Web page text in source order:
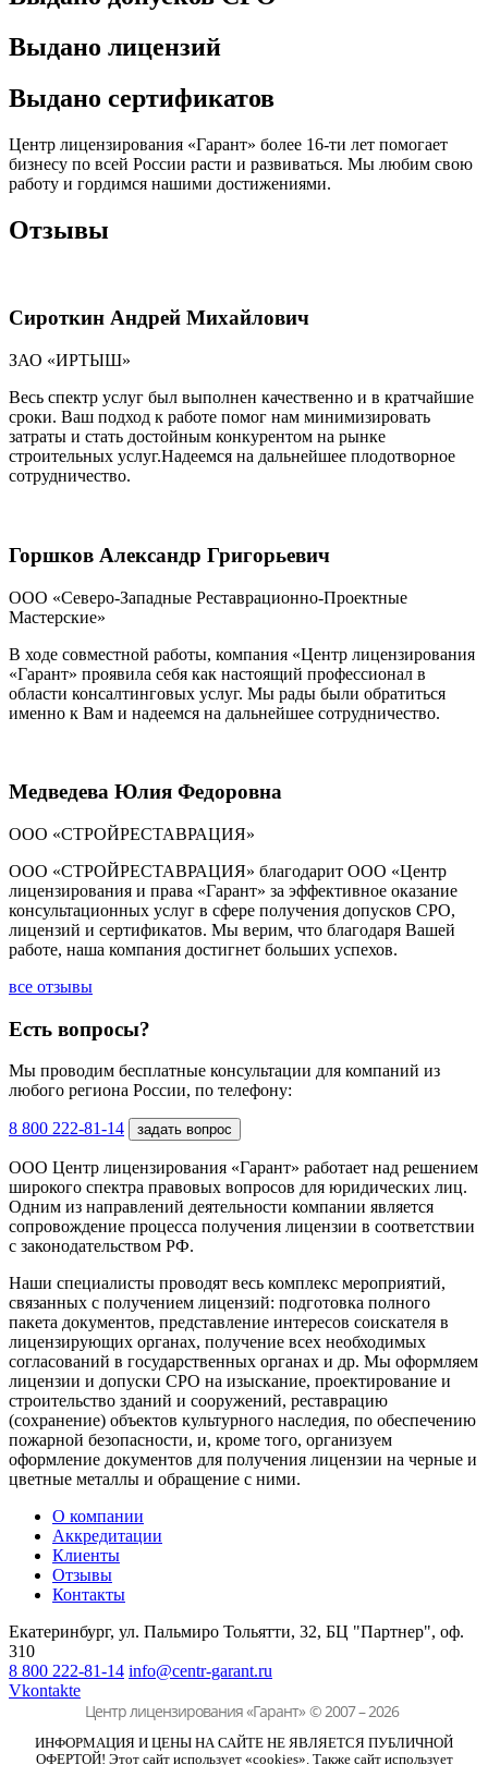
Выдано лицензий
Выдано сертификатов
Центр лицензирования «Гарант» более 16-ти лет помогает
бизнесу по всей России расти и развиваться. Мы любим свою
работу и гордимся нашими достижениями.
Отзывы
Сироткин Андрей Михайлович
ЗАО «ИРТЫШ»
Весь спектр услуг был выполнен качественно и в кратчайшие
сроки. Ваш подход к работе помог нам минимизировать
затраты и стать достойным конкурентом на рынке
строительных услуг.Надеемся на дальнейшее плодотворное
сотрудничество.
Горшков Александр Григорьевич
ООО «Северо-Западные Реставрационно-Проектные
Мастерские»
В ходе совместной работы, компания «Центр лицензирования
«Гарант» проявила себя как настоящий профессионал в
области консалтинговых услуг. Мы рады были обратиться
именно к Вам и надеемся на дальнейшее сотрудничество.
Медведева Юлия Федоровна
ООО «СТРОЙРЕСТАВРАЦИЯ»
ООО «СТРОЙРЕСТАВРАЦИЯ» благодарит ООО «Центр
лицензирования и права «Гарант» за эффективное оказание
консультационных услуг в сфере получения допусков СРО,
лицензий и сертификатов. Мы верим, что благодаря Вашей
работе, наша компания достигнет больших успехов.
все отзывы
Есть вопросы?
Мы проводим бесплатные консультации для компаний из
любого региона России, по телефону:
8 800 222-81-14 задать вопрос
ООО Центр лицензирования «Гарант» работает над решением
широкого спектра правовых вопросов для юридических лиц.
Одним из направлений деятельности компании является
сопровождение процесса получения лицензии в соответствии
с законодательством РФ.
Наши специалисты проводят весь комплекс мероприятий,
связанных с получением лицензий: подготовка полного
пакета документов, представление интересов соискателя в
лицензирующих органах, получение всех необходимых
согласований в государственных органах и др. Мы оформляем
лицензии и допуски СРО на изыскание, проектирование и
строительство зданий и сооружений, реставрацию
(сохранение) объектов культурного наследия, по обеспечению
пожарной безопасности, и, кроме того, организуем
оформление документов для получения лицензии на черные и
цветные металлы и обращение с ними.
О компании
Аккредитации
Клиенты
Отзывы
Контакты
Екатеринбург, ул. Пальмиро Тольятти, 32, БЦ "Партнер", оф.
310
8 800 222-81-14 info@centr-garant.ru
Vkontakte
Центр лицензирования «Гарант» © 2007 – 2026
ИНФОРМАЦИЯ И ЦЕНЫ НА САЙТЕ НЕ ЯВЛЯЕТСЯ ПУБЛИЧНОЙ
ОФЕРТОЙ! Этот сайт использует «cookies». Также сайт использует